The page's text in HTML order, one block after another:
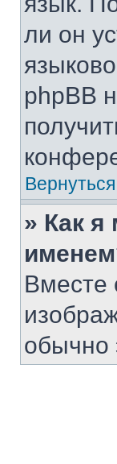
ли он
phpBB
» Как я
Вместе
обычно